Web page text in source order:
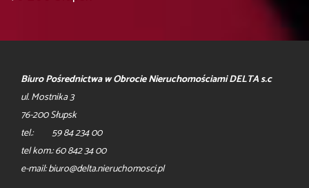
Biuro Pośrednictwa w Obrocie Nieruchomościami DELTA s.c
ul. Mostnika 3
76-200 Słupsk
tel.: 59 84 234 00
tel kom.: 60 842 34 00
e-mail: biuro@delta.nieruchomosci.pl